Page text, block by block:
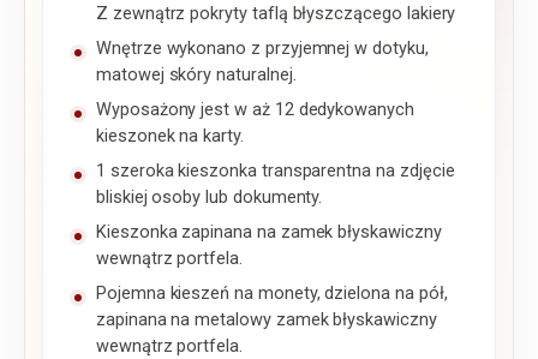
Z zewnątrz pokryty taflą błyszczącego lakiery
Wnętrze wykonano z przyjemnej w dotyku,
matowej skóry naturalnej.
Wyposażony jest w aż 12 dedykowanych
kieszonek na karty.
1 szeroka kieszonka transparentna na zdjęcie
bliskiej osoby lub dokumenty.
Kieszonka zapinana na zamek błyskawiczny
wewnątrz portfela.
Pojemna kieszeń na monety, dzielona na pół,
zapinana na metalowy zamek błyskawiczny
wewnątrz portfela.